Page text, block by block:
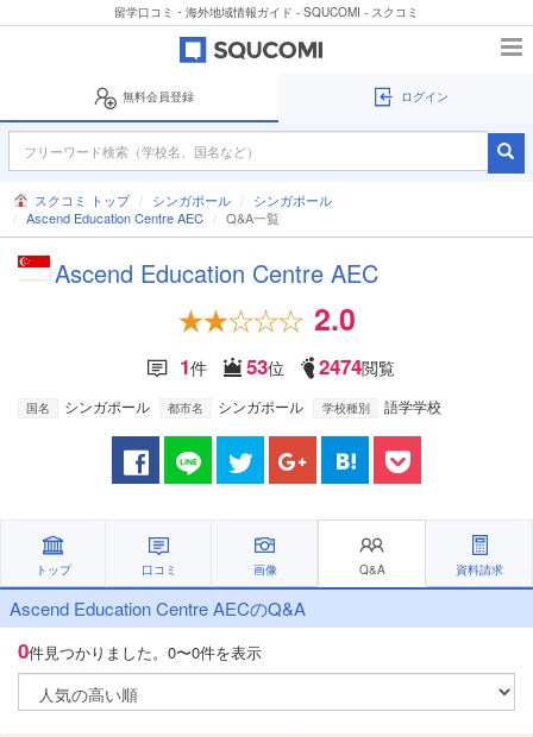
留学口コミ・海外地域情報ガイド - SQUCOMI - スクコミ
無料会員登録 ログイン
スクコミ トップ シンガポール
シンガポール
Ascend Education Centre AEC
Q&A一覧
Ascend Education Centre AEC
2.0
1件 53位 2474閲覧
国名 シンガポール 都市名 シンガポール 学校種別 語学学校
トップ 口コミ 画像 Q&A 資料請求
Ascend Education Centre AECのQ&A
0件見つかりました。 0〜0件を表示